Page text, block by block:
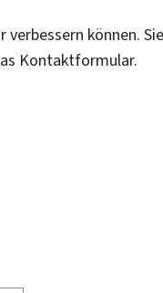
verbessern können.
Kontaktformular.